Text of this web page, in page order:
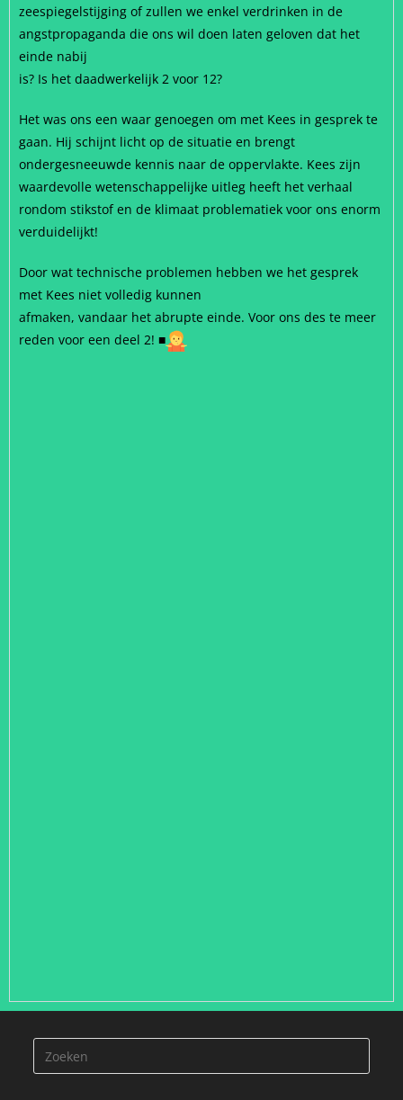
zeespiegelstijging of zullen we enkel verdrinken in de
angstpropaganda die ons wil doen laten geloven dat het
einde nabij
is? Is het daadwerkelijk 2 voor 12?
Het was ons een waar genoegen om met Kees in gesprek te
gaan. Hij schijnt licht op de situatie en brengt
ondergesneeuwde kennis naar de oppervlakte. Kees zijn
waardevolle wetenschappelijke uitleg heeft het verhaal
rondom stikstof en de klimaat problematiek voor ons enorm
verduidelijkt!
Door wat technische problemen hebben we het gesprek
met Kees niet volledig kunnen
afmaken, vandaar het abrupte einde. Voor ons des te meer
reden voor een deel 2! ■